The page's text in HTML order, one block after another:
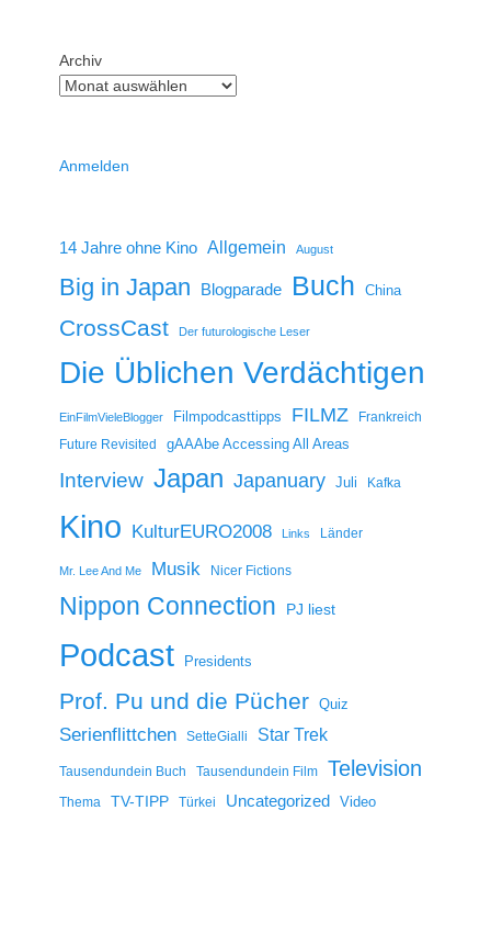
Archiv
Anmelden
14 Jahre ohne Kino Allgemein August
Big in Japan Blogparade Buch China
CrossCast Der futurologische Leser
Die Üblichen Verdächtigen
EinFilmVieleBlogger Filmpodcasttipps FILMZ
Frankreich
Future Revisited
gAAAbe Accessing All Areas
Interview Japan Japanuary Juli Kafka
Kino KulturEURO2008 Links Länder
Mr. Lee And Me Musik Nicer Fictions
Nippon Connection PJ liest
Podcast Presidents
Prof. Pu und die Pücher Quiz
Serienflittchen SetteGialli Star Trek
Tausendundein Buch Tausendundein Film Television
Thema TV-TIPP Türkei Uncategorized Video